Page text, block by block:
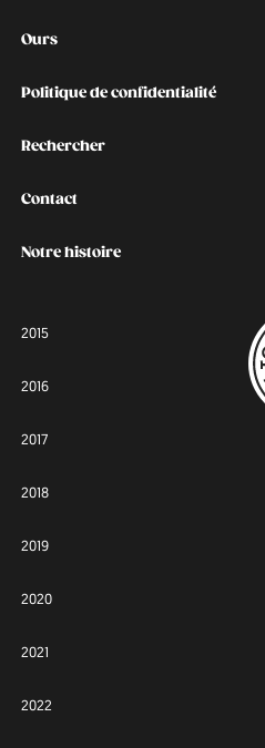
Ours
Politique de confidentialité
Rechercher
Contact
Notre histoire
2015
2016
2017
2018
2019
2020
2021
2022